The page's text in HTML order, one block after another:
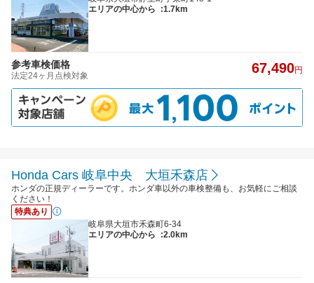
エリアの中心から
:1.7km
参考車検価格
法定24ヶ月点検対象 67,490円
Honda Cars 岐阜中央 大垣禾森店
ホンダの正規ディーラーです。ホンダ車以外の車検整備も、お気軽にご相談
ください！
特典あり
岐阜県大垣市禾森町6-34
エリアの中心から
:2.0km